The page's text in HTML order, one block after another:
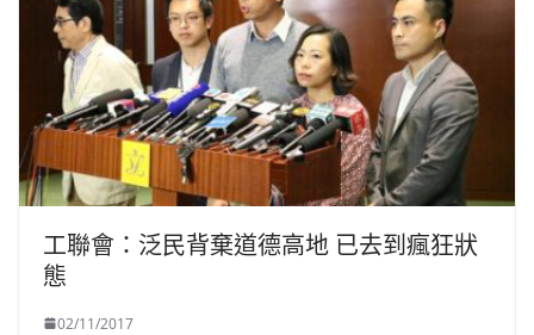
工聯會：泛民背棄道德高地 已去到瘋狂狀
態
02/11/2017